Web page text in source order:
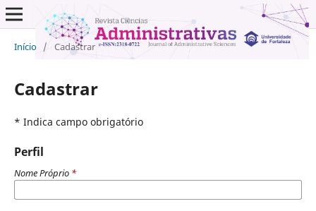
Início / Cadastrar
Cadastrar
* Indica campo obrigatório
Perfil
Nome Próprio *